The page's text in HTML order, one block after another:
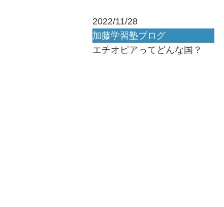
2022/11/28
加藤学習塾ブログ
エチオピアってどんな国？